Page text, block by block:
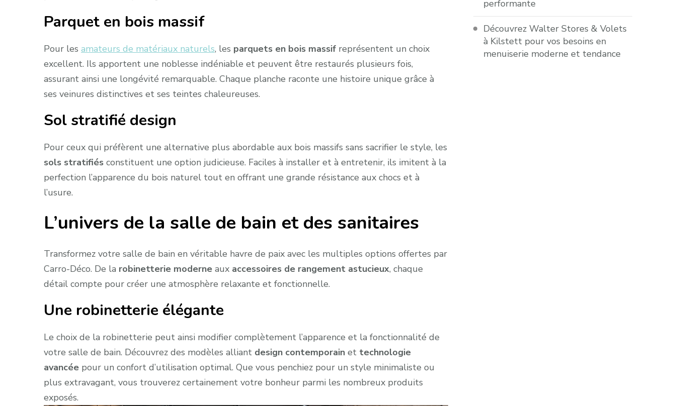
Parquet en bois massif
Pour les amateurs de matériaux naturels, les parquets en bois massif représentent un choix
excellent. Ils apportent une noblesse indéniable et peuvent être restaurés plusieurs fois,
assurant ainsi une longévité remarquable. Chaque planche raconte une histoire unique grâce à
ses veinures distinctives et ses teintes chaleureuses.
Sol stratifié design
Pour ceux qui préfèrent une alternative plus abordable aux bois massifs sans sacrifier le style, les
sols stratifiés constituent une option judicieuse. Faciles à installer et à entretenir, ils imitent à la
perfection l’apparence du bois naturel tout en offrant une grande résistance aux chocs et à
l’usure.
L’univers de la salle de bain et des sanitaires
Transformez votre salle de bain en véritable havre de paix avec les multiples options offertes par
Carro-Déco. De la robinetterie moderne aux accessoires de rangement astucieux, chaque
détail compte pour créer une atmosphère relaxante et fonctionnelle.
Une robinetterie élégante
Le choix de la robinetterie peut ainsi modifier complètement l’apparence et la fonctionnalité de
votre salle de bain. Découvrez des modèles alliant design contemporain et technologie
avancée pour un confort d’utilisation optimal. Que vous penchiez pour un style minimaliste ou
plus extravagant, vous trouverez certainement votre bonheur parmi les nombreux produits
exposés.
performante
Découvrez Walter Stores & Volets
à Kilstett pour vos besoins en
menuiserie moderne et tendance